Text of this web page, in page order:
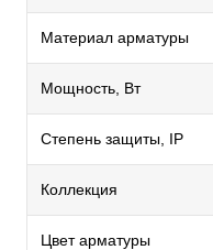
Материал арматуры
Мощность, Вт
Степень защиты, IP
Коллекция
Цвет арматуры